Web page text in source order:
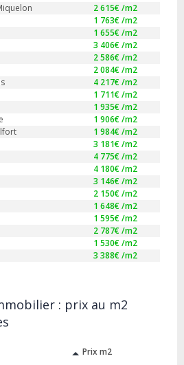
2 615€ /m2
1 763€ /m2
1 655€ /m2
3 406€ /m2
2 586€ /m2
2 084€ /m2
4 217€ /m2
1 711€ /m2
1 935€ /m2
1 906€ /m2
1 984€ /m2
3 181€ /m2
4 775€ /m2
4 180€ /m2
3 146€ /m2
2 150€ /m2
1 648€ /m2
1 595€ /m2
2 787€ /m2
1 530€ /m2
3 388€ /m2
: prix au m2
Prix m2